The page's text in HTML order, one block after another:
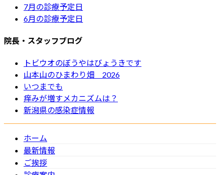
7月の診療予定日
6月の診療予定日
院長・スタッフブログ
トビウオのぼうやはびょうきです
山本山のひまわり畑 2026
いつまでも
痒みが増すメカニズムは？
新潟県の感染症情報
ホーム
最新情報
ご挨拶